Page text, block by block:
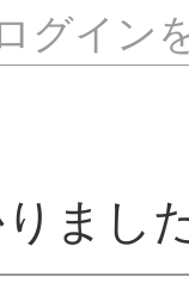
グイン
まし